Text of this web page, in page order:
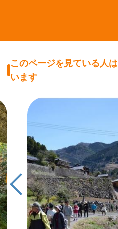
このページを見ている人
います